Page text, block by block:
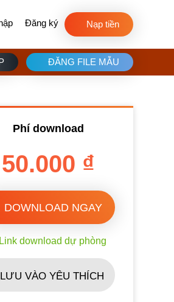
Đăng ký Nạp tiền
ĐĂNG FILE MẪU
Phí download
50.000 ₫
DOWNLOAD NGAY
Link download dự phòng
LƯU VÀO YÊU THÍCH